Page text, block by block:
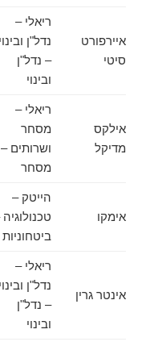
איירפורט
סיטי
ריאלי –
נדל"ן ובינוי
– נדל"ן
ובינוי
אילקס
מדיקל
ריאלי –
מסחר
ושרותים –
מסחר
אימקו
הייטק –
טכנולוגיה –
ביטחוניות
אינטר גרין
ריאלי –
נדל"ן ובינוי
– נדל"ן
ובינוי